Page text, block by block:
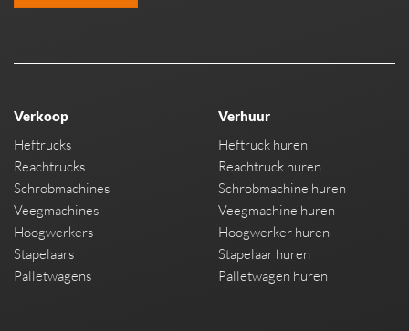
Verkoop
Heftrucks
Reachtrucks
Schrobmachines
Veegmachines
Hoogwerkers
Stapelaars
Palletwagens
Verhuur
Heftruck huren
Reachtruck huren
Schrobmachine huren
Veegmachine huren
Hoogwerker huren
Stapelaar huren
Palletwagen huren